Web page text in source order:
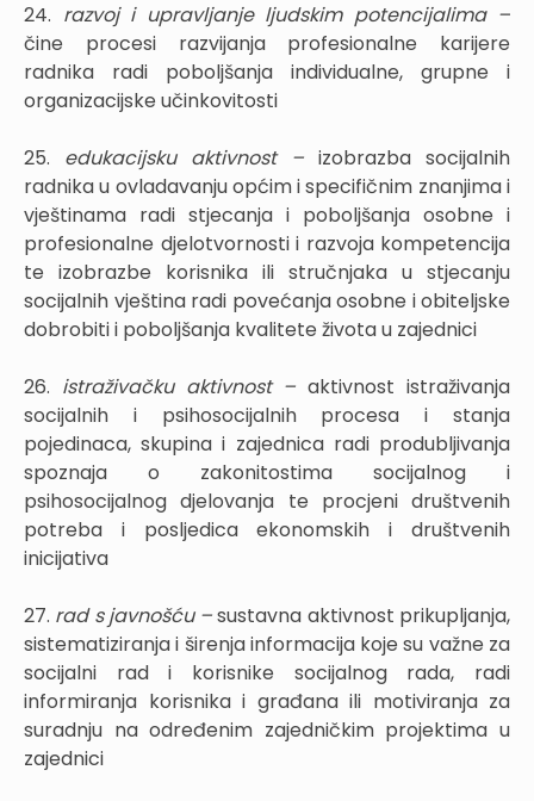
24. razvoj i upravljanje ljudskim potencijalima –
čine procesi razvijanja profesionalne karijere
radnika radi poboljšanja individualne, grupne i
organizacijske učinkovitosti
25. edukacijsku aktivnost – izobrazba socijalnih
radnika u ovladavanju općim i specifičnim znanjima i
vještinama radi stjecanja i poboljšanja osobne i
profesionalne djelotvornosti i razvoja kompetencija
te izobrazbe korisnika ili stručnjaka u stjecanju
socijalnih vještina radi povećanja osobne i obiteljske
dobrobiti i poboljšanja kvalitete života u zajednici
26. istraživačku aktivnost –aktivnost istraživanja
socijalnih i psihosocijalnih procesa i stanja
pojedinaca, skupina i zajednica radi produbljivanja
spoznaja o zakonitostima socijalnog i
psihosocijalnog djelovanja te procjeni društvenih
potreba i posljedica ekonomskih i društvenih
inicijativa
27. rad s javnošću –sustavna aktivnost prikupljanja,
sistematiziranja i širenja informacija koje su važne za
socijalni rad i korisnike socijalnog rada, radi
informiranja korisnika i građana ili motiviranja za
suradnju na određenim zajedničkim projektima u
zajednici